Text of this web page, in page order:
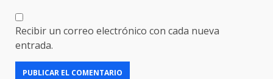
Recibir un correo electrónico con cada nueva
entrada.